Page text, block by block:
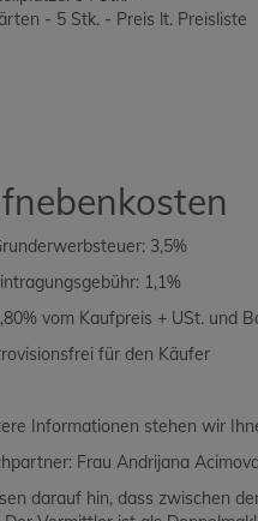
- 5 Stk. - Preis lt. Preisliste
3,5%
1,1%
vom Kaufpreis + USt. und
für den Käufer
Informationen stehen wir
Frau Andrijana
darauf hin, dass zwischen